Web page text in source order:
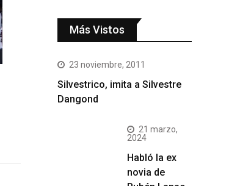
Más Vistos
23 noviembre, 2011
Silvestrico, imita a Silvestre
Dangond
21 marzo,
2024
Habló la ex
novia de